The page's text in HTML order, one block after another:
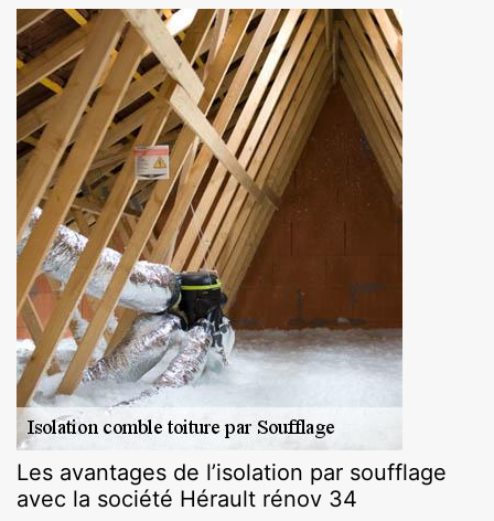
Les avantages de l’isolation par soufflage
avec la société Hérault rénov 34